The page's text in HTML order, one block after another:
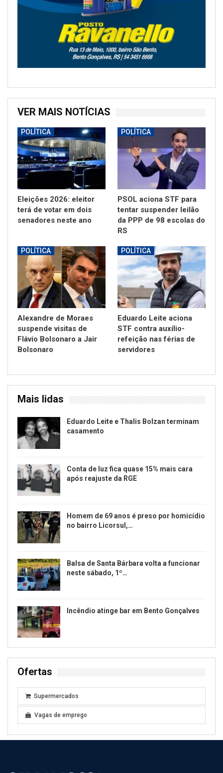
VER MAIS NOTÍCIAS
POLÍTICA
Eleições 2026: eleitor
terá de votar em dois
senadores neste ano
POLÍTICA
PSOL aciona STF para
tentar suspender leilão
da PPP de 98 escolas do
RS
POLÍTICA
Alexandre de Moraes
suspende visitas de
Flávio Bolsonaro a Jair
Bolsonaro
POLÍTICA
Eduardo Leite aciona
STF contra auxílio-
refeição nas férias de
servidores
Mais lidas
Eduardo Leite e Thalis Bolzan terminam
casamento
Conta de luz fica quase 15% mais cara
após reajuste da RGE
Homem de 69 anos é preso por homicídio
no bairro Licorsul,…
Balsa de Santa Bárbara volta a funcionar
neste sábado, 1º…
Incêndio atinge bar em Bento Gonçalves
Ofertas
Supermercados
Vagas de emprego